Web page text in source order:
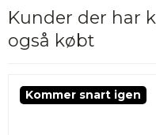
Kunder der har
også købt
Kommer snart igen